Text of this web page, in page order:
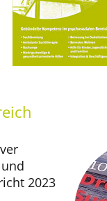
2023